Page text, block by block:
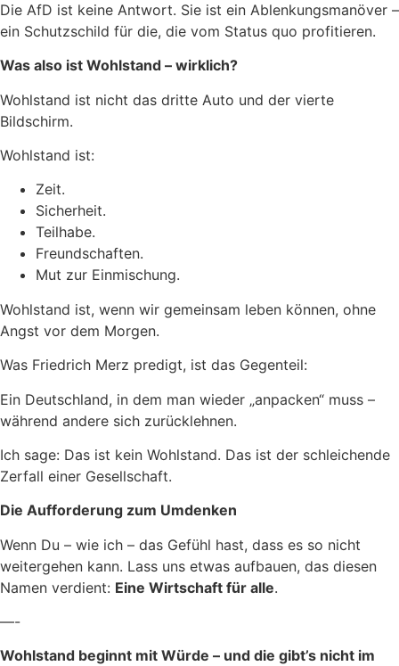
Die AfD ist keine Antwort. Sie ist ein Ablenkungsmanöver –
ein Schutzschild für die, die vom Status quo profitieren.
Was also ist Wohlstand – wirklich?
Wohlstand ist nicht das dritte Auto und der vierte
Bildschirm.
Wohlstand ist:
Zeit.
Sicherheit.
Teilhabe.
Freundschaften.
Mut zur Einmischung.
Wohlstand ist, wenn wir gemeinsam leben können, ohne
Angst vor dem Morgen.
Was Friedrich Merz predigt, ist das Gegenteil:
Ein Deutschland, in dem man wieder „anpacken“ muss –
während andere sich zurücklehnen.
Ich sage: Das ist kein Wohlstand. Das ist der schleichende
Zerfall einer Gesellschaft.
Die Aufforderung zum Umdenken
Wenn Du – wie ich – das Gefühl hast, dass es so nicht
weitergehen kann. Lass uns etwas aufbauen, das diesen
Namen verdient: Eine Wirtschaft für alle.
—-
Wohlstand beginnt mit Würde – und die gibt’s nicht im